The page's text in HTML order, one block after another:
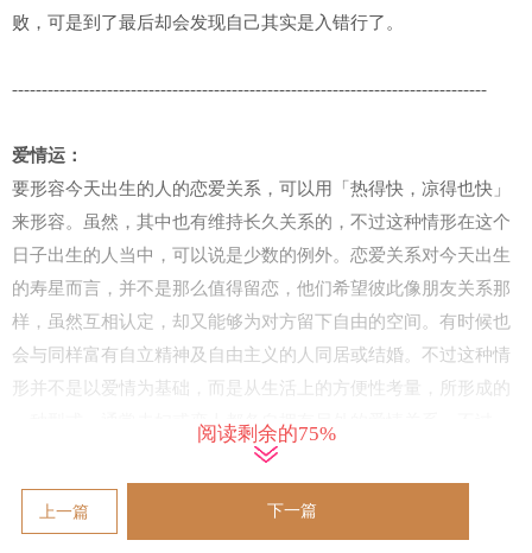
败，可是到了最后却会发现自己其实是入错行了。
--------------------------------------------------------------------------------
爱情运：
要形容今天出生的人的恋爱关系，可以用「热得快，凉得也快」
来形容。虽然，其中也有维持长久关系的，不过这种情形在这个
日子出生的人当中，可以说是少数的例外。恋爱关系对今天出生
的寿星而言，并不是那么值得留恋，他们希望彼此像朋友关系那
样，虽然互相认定，却又能够为对方留下自由的空间。有时候也
会与同样富有自立精神及自由主义的人同居或结婚。不过这种情
形并不是以爱情为基础，而是从生活上的方便性考量，所形成的
一种型式，通常夫妇或恋人都各自拥有另外的爱情关系。不过，
对今天出生的人来说，这种情形，可能是最适当的生活方式。因
为他们非常害怕自己受到家庭的束缚。特别是今天出生的射手座
女性，个性率直任性，是那种不会附和或追随男性的类型，因而
阅读剩余的75%
上一篇 下一篇